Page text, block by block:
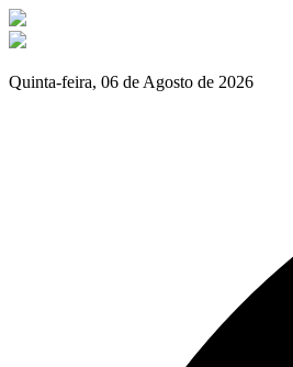
Quinta-feira, 06 de Agosto de 2026